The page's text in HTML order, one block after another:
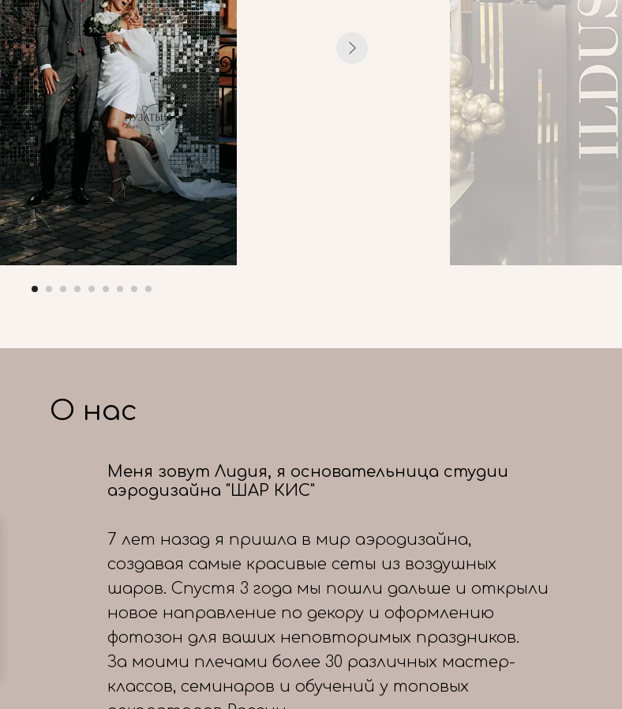
О нас
Меня зовут Лидия, я основательница студии
аэродизайна "ШАР КИС"
7 лет назад я пришла в мир аэродизайна,
создавая самые красивые сеты из воздушных
шаров. Спустя 3 года мы пошли дальше и открыли
новое направление по декору и оформлению
фотозон для ваших неповторимых праздников.
За моими плечами более 30 различных мастер-
классов, семинаров и обучений у топовых